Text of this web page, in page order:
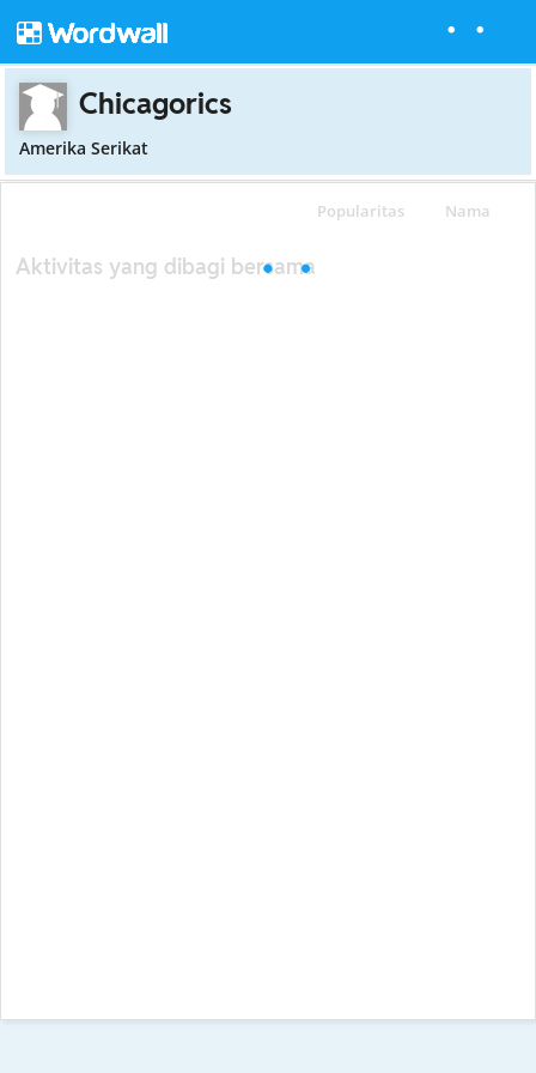
Chicagorics
Amerika Serikat
Popularitas Nama
Aktivitas yang dibagi bersama